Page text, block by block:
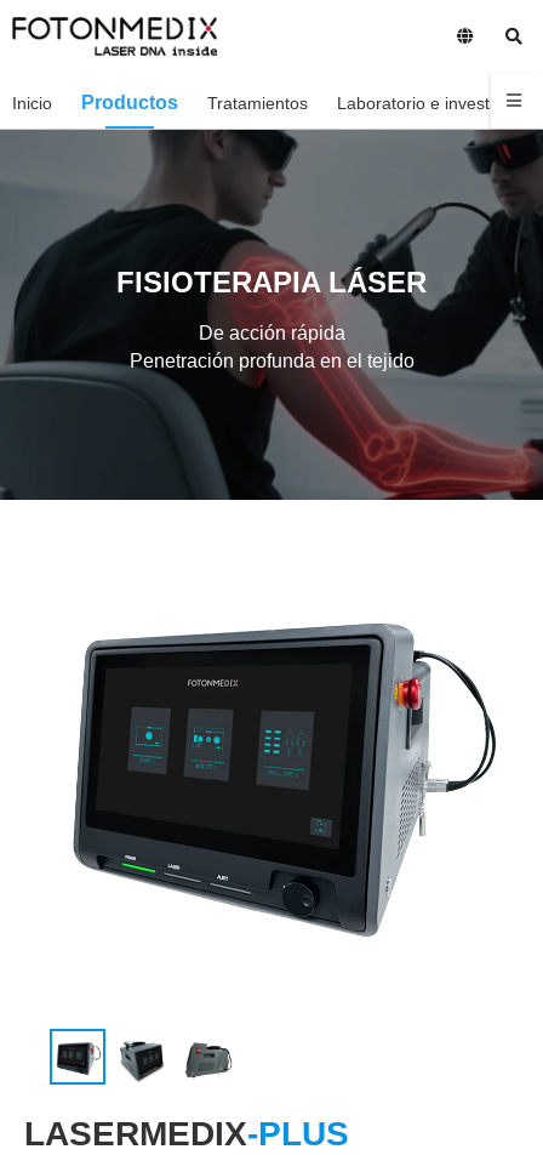
Inicio Productos Tratamientos Laboratorio e investigación
FISIOTERAPIA LÁSER
De acción rápida
Penetración profunda en el tejido
LASERMEDIX-PLUS